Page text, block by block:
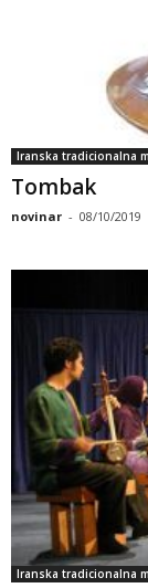
07:15
09:58
03:14
dan
04:03
Iranska tradicionalna
Tombak
novinar - 08/10/2019
Iranska tradicionalna